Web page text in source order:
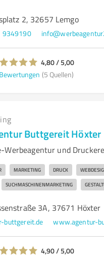
2, 32657 Lemgo
9349190
4,80 / 5,00
Bewertungen (5 Quellen)
Buttgereit Höxter
Werbeagentur und
MARKETING DRUCK
SUCHMASCHINENMARKETING
3A, 37671 Höxter
buttgereit.de www.agentur-
4,90 / 5,00